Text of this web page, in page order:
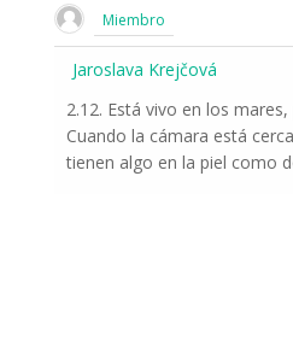
Miembro
Jaroslava Krejčová
2.12. Está vivo en los
Cuando la cámara está
tienen algo en la piel como